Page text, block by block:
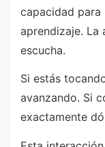
capacidad para
aprendizaje. La
escucha.
Si estás
avanzando. Si
exactamente